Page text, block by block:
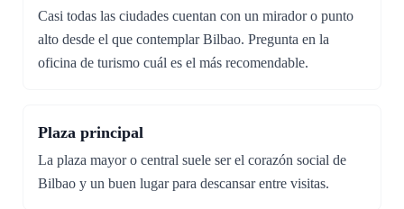
Casi todas las ciudades cuentan con un mirador o punto
alto desde el que contemplar Bilbao. Pregunta en la
oficina de turismo cuál es el más recomendable.
Plaza principal
La plaza mayor o central suele ser el corazón social de
Bilbao y un buen lugar para descansar entre visitas.